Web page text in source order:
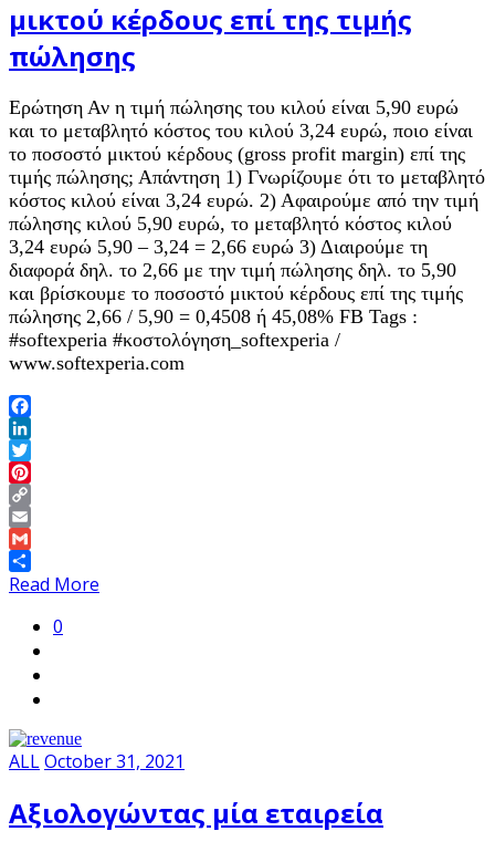
μικτού κέρδους επί της τιμής
πώλησης
Ερώτηση Αν η τιμή πώλησης του κιλού είναι 5,90 ευρώ
και το μεταβλητό κόστος του κιλού 3,24 ευρώ, ποιο είναι
το ποσοστό μικτού κέρδους (gross profit margin) επί της
τιμής πώλησης; Απάντηση 1) Γνωρίζουμε ότι το μεταβλητό
κόστος κιλού είναι 3,24 ευρώ. 2) Αφαιρούμε από την τιμή
πώλησης κιλού 5,90 ευρώ, το μεταβλητό κόστος κιλού
3,24 ευρώ 5,90 – 3,24 = 2,66 ευρώ 3) Διαιρούμε τη
διαφορά δηλ. το 2,66 με την τιμή πώλησης δηλ. το 5,90
και βρίσκουμε το ποσοστό μικτού κέρδους επί της τιμής
πώλησης 2,66 / 5,90 = 0,4508 ή 45,08% FB Tags :
#softexperia #κοστολόγηση_softexperia /
www.softexperia.com
Facebook
LinkedIn
Twitter
Pinterest
Copy
Link
Email
Gmail
Share
Read More
0
ALLOctober 31, 2021
Αξιολογώντας μία εταιρεία